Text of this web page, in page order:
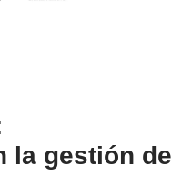
la gestión de